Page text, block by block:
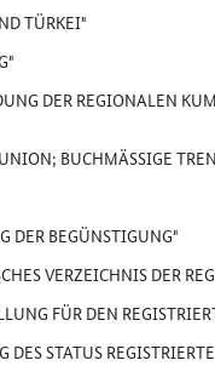
TÜRKEI"
DER REGIONALEN
BUCHMÄSSIGE
DER BEGÜNSTIGUNG"
VERZEICHNIS DER
FÜR DEN
STATUS